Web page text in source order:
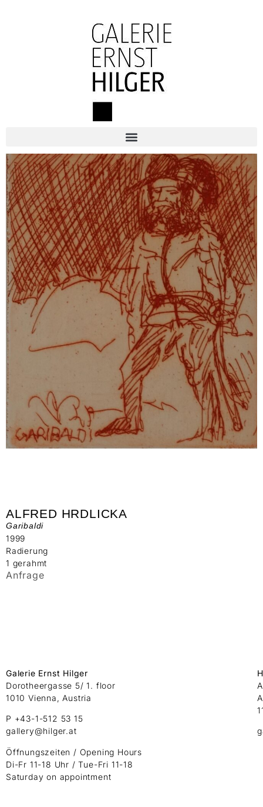
ALFRED HRDLICKA
Garibaldi
1999
Radierung
1 gerahmt
Anfrage
Galerie Ernst Hilger
Dorotheergasse 5/ 1. floor
1010 Vienna, Austria
P +43-1-512 53 15
gallery@hilger.at
Öffnungszeiten / Opening Hours
Di-Fr 11-18 Uhr / Tue-Fri 11-18
Saturday on appointment